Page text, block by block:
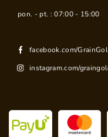
pon. - pt. : 07:00 - 15:00
facebook.com/
instagram.com/